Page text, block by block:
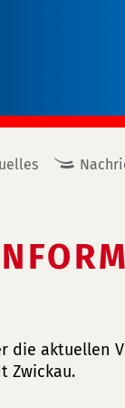
die aktuellen
Zwickau.